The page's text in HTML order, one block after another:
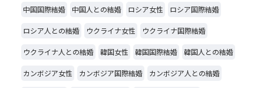
中国国際結婚 中国人との結婚 ロシア女性 ロシア国際結婚
ロシア人との結婚 ウクライナ女性 ウクライナ国際結婚
ウクライナ人との結婚 韓国女性 韓国国際結婚 韓国人との結婚
カンボジア女性 カンボジア国際結婚 カンボジア人との結婚